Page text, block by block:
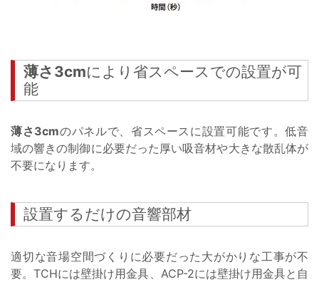
薄さ3cmにより省スペースでの設置が可
能
薄さ3cmのパネルで、省スペースに設置可能です。低音
域の響きの制御に必要だった厚い吸音材や大きな散乱体が
不要になります。
設置するだけの音響部材
適切な音場空間づくりに必要だった大がかりな工事が不
要。TCHには壁掛け用金具、ACP-2には壁掛け用金具と自